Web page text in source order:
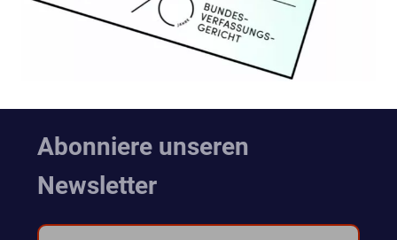
Abonniere unseren
Newsletter